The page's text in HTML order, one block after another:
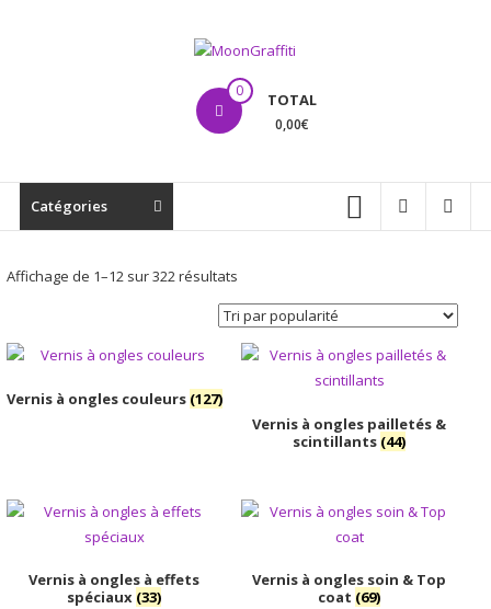
MoonGraffiti 0 TOTAL
0,00€
Catégories
Affichage de 1–12 sur 322 résultatsTrié
par
popularité
Vernis à ongles couleurs (127)
Vernis à ongles pailletés &
scintillants (44)
Vernis à ongles à effets
spéciaux (33)
Vernis à ongles soin & Top
coat (69)